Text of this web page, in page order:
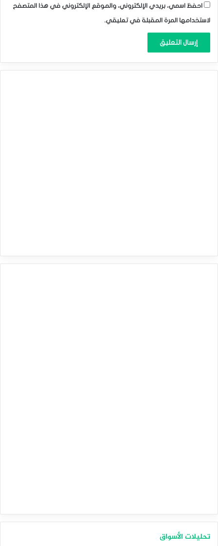
احفظ اسمي، بريدي الإلكتروني، والموقع الإلكتروني في هذا المتصفح
لاستخدامها المرة المقبلة في تعليقي.
تحليلات الأسواق